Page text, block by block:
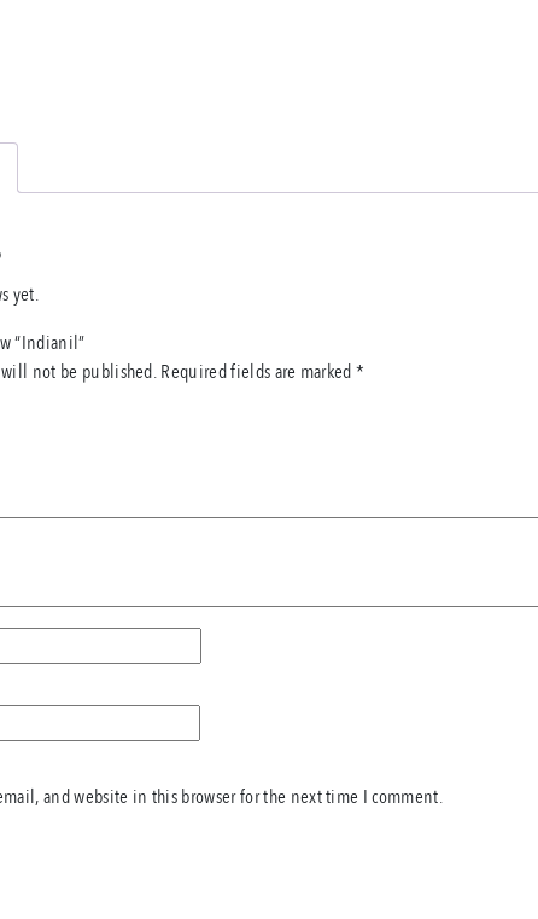
yet.
“Indianil”
will not be published.Required fields are marked*
and website in this browser for the next time I comment.